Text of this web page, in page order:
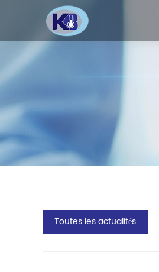
Toutes les actualités